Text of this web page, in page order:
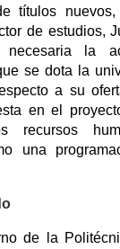
títulos
de estudios,
necesaria la
se dota la
a su
en el
recursos
una
de la